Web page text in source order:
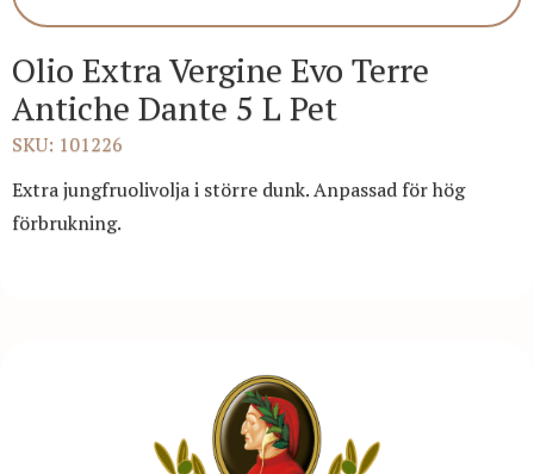
Olio Extra Vergine Evo Terre
Antiche Dante 5 L Pet
SKU: 101226
Extra jungfruolivolja i större dunk. Anpassad för hög
förbrukning.